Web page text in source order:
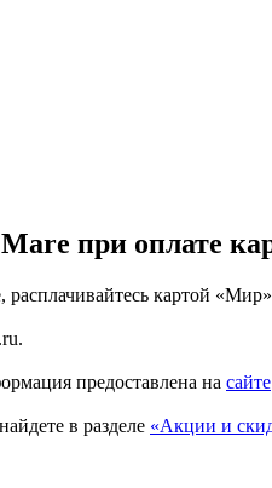
Mare при оплате
расплачивайтесь картой
предоставлена на сайте
в разделе «Акции и